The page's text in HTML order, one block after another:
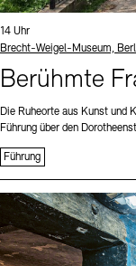
Uhrzeit:
14 Uhr
Standort
Brecht-Weigel-Museum,
Berühmte
Die Ruheorte aus Kunst und
Führung über den
Führung